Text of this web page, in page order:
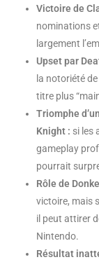
Victoire de
nominations
largement
Upset par
la notoriété
titre plus
Triomphe
Knight : si les
gameplay
pourrait
Rôle de
victoire, mais
il peut attirer
Nintendo.
Résultat